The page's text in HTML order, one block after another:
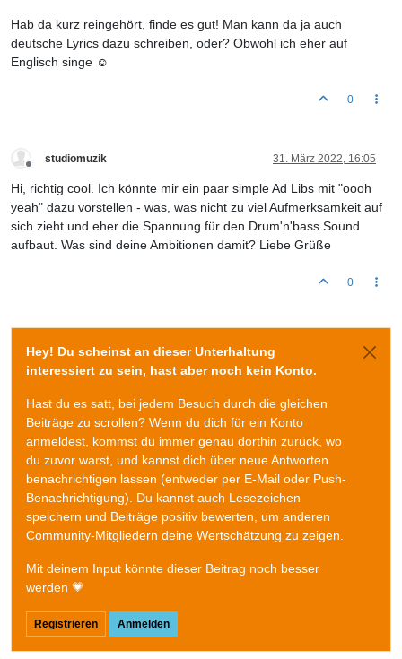
Hab da kurz reingehört, finde es gut! Man kann da ja auch
deutsche Lyrics dazu schreiben, oder? Obwohl ich eher auf
Englisch singe ☺️
0
studiomuzik 31. März 2022, 16:05
Hi, richtig cool. Ich könnte mir ein paar simple Ad Libs mit "oooh
yeah" dazu vorstellen - was, was nicht zu viel Aufmerksamkeit auf
sich zieht und eher die Spannung für den Drum'n'bass Sound
aufbaut. Was sind deine Ambitionen damit? Liebe Grüße
0
Hey! Du scheinst an dieser Unterhaltung
interessiert zu sein, hast aber noch kein Konto.
Hast du es satt, bei jedem Besuch durch die gleichen
Beiträge zu scrollen? Wenn du dich für ein Konto
anmeldest, kommst du immer genau dorthin zurück, wo
du zuvor warst, und kannst dich über neue Antworten
benachrichtigen lassen (entweder per E-Mail oder Push-
Benachrichtigung). Du kannst auch Lesezeichen
speichern und Beiträge positiv bewerten, um anderen
Community-Mitgliedern deine Wertschätzung zu zeigen.
Mit deinem Input könnte dieser Beitrag noch besser
werden 💗
Registrieren Anmelden